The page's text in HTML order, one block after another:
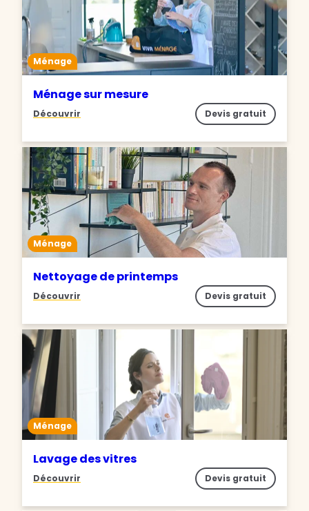
Ménage
Ménage sur mesure
Découvrir Devis gratuit
Ménage
Nettoyage de printemps
Découvrir Devis gratuit
Ménage
Lavage des vitres
Découvrir Devis gratuit